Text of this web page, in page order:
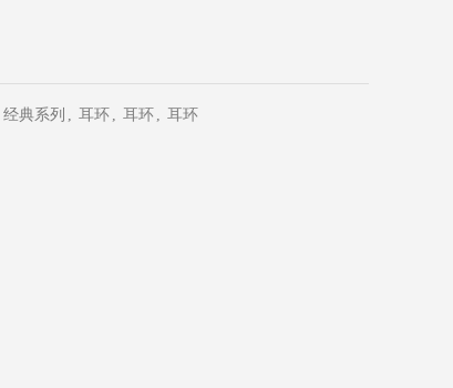
经典系列 , 耳环 , 耳环 , 耳环